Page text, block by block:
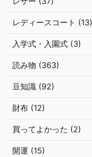
レディースコート (13)
入学式・入園式 (3)
読み物 (363)
豆知識 (92)
財布 (12)
買ってよかった (2)
開運 (15)